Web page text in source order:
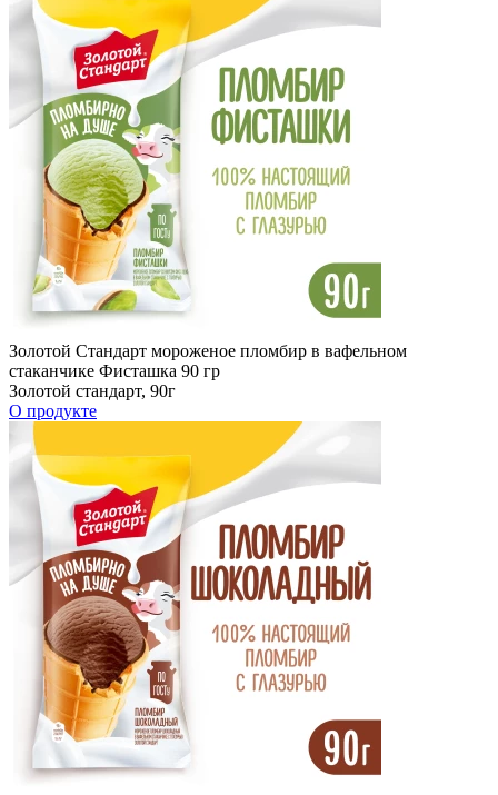
Золотой Стандарт мороженое пломбир в вафельном
стаканчике Фисташка 90 гр
Золотой стандарт, 90г
О продукте